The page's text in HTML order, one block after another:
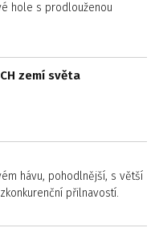
hole s prodlouženou
zemí světa
hávu, pohodlnější, s větší
přilnavostí.